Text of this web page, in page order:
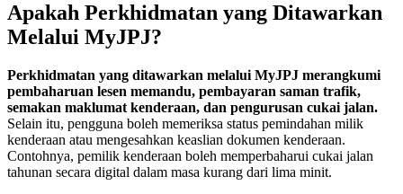
Apakah Perkhidmatan yang Ditawarkan
Melalui MyJPJ?
Perkhidmatan yang ditawarkan melalui MyJPJ merangkumi
pembaharuan lesen memandu, pembayaran saman trafik,
semakan maklumat kenderaan, dan pengurusan cukai jalan.
Selain itu, pengguna boleh memeriksa status pemindahan milik
kenderaan atau mengesahkan keaslian dokumen kenderaan.
Contohnya, pemilik kenderaan boleh memperbaharui cukai jalan
tahunan secara digital dalam masa kurang dari lima minit.